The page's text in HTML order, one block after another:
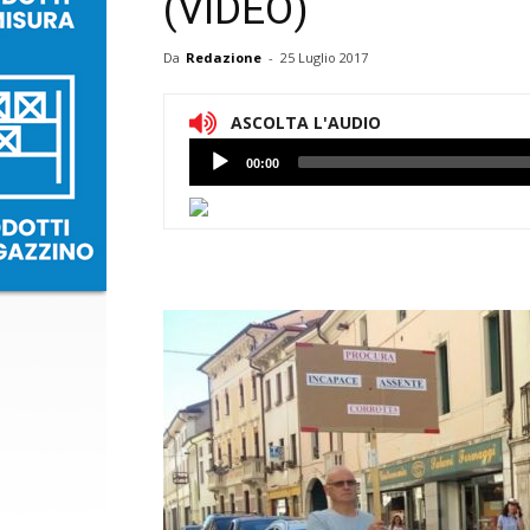
(VIDEO)
Da Redazione - 25 Luglio 2017
ASCOLTA L'AUDIO
Lettore
Audio
00:00